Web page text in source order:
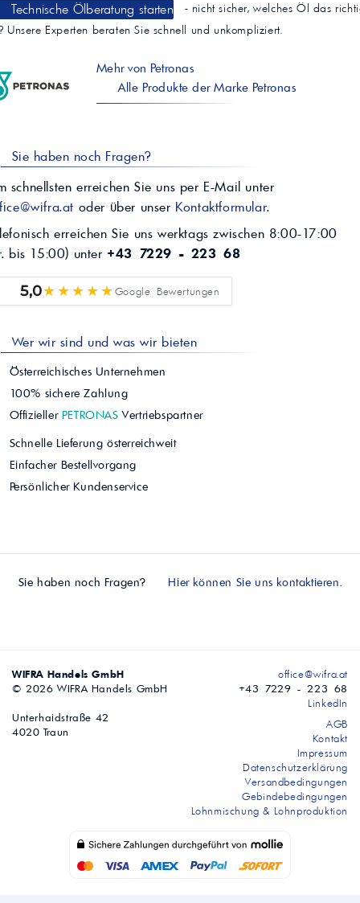
Technische Ölberatung starten
- nicht sicher, welches Öl das
Unsere Experten beraten Sie schnell und unkompliziert.
Mehr von Petronas
Alle Produkte der Marke Petronas
Sie haben noch Fragen?
schnellsten erreichen Sie uns per E-Mail unter
oder über unser Kontaktformular.
erreichen Sie uns werktags zwischen 8:00-17:00
bis 15:00) unter +43 7229 - 223 68
5,0★★★★★Google Bewertungen
Wer wir sind und was wir bieten
Österreichisches Unternehmen
100% sichere Zahlung
Offizieller PETRONAS Vertriebspartner
Schnelle Lieferung österreichweit
Einfacher Bestellvorgang
Persönlicher Kundenservice
Sie haben noch Fragen? Hier können Sie uns kontaktieren.
WIFRA Handels GmbH
© 2026 WIFRA Handels GmbH
Unterhaidstraße 42
4020 Traun
office@wifra.at
+43 7229 - 223 68
LinkedIn
AGB
Kontakt
Impressum
Datenschutzerklärung
Versandbedingungen
Gebindebedingungen
Lohnmischung & Lohnproduktion